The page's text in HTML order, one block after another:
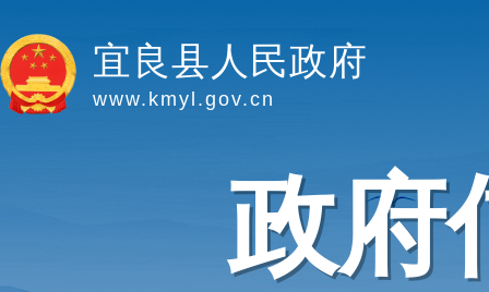
宜良县人民政府
www.kmyl.gov.cn
政府